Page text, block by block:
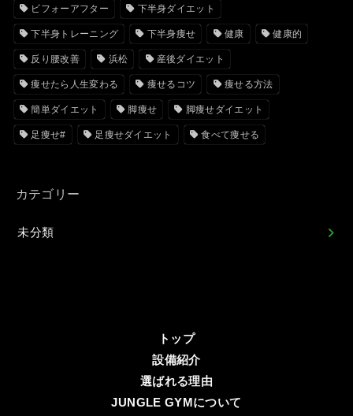
ビフォーアフター 下半身ダイエット
下半身トレーニング 下半身痩せ 健康 健康的
反り腰改善 浜松 産後ダイエット
痩せたら人生変わる 痩せるコツ 痩せる方法
簡単ダイエット 脚痩せ 脚痩せダイエット
足痩せ# 足痩せダイエット 食べて痩せる
カテゴリー
未分類
トップ
設備紹介
選ばれる理由
JUNGLE GYMについて